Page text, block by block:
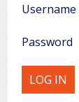
Username
Password